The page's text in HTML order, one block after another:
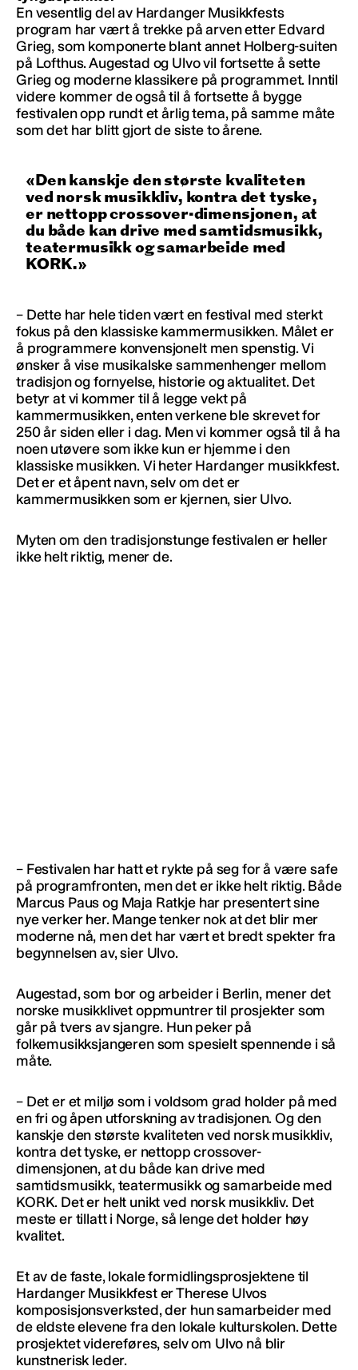
En vesentlig del av Hardanger Musikkfests
program har vært å trekke på arven etter Edvard
Grieg, som komponerte blant annet Holberg-suiten
på Lofthus. Augestad og Ulvo vil fortsette å sette
Grieg og moderne klassikere på programmet. Inntil
videre kommer de også til å fortsette å bygge
festivalen opp rundt et årlig tema, på samme måte
som det har blitt gjort de siste to årene.
Den kanskje den største kvaliteten
ved norsk musikkliv, kontra det tyske,
er nettopp crossover-dimensjonen, at
du både kan drive med samtidsmusikk,
teatermusikk og samarbeide med
KORK.
– Dette har hele tiden vært en festival med sterkt
fokus på den klassiske kammermusikken. Målet er
å programmere konvensjonelt men spenstig. Vi
ønsker å vise musikalske sammenhenger mellom
tradisjon og fornyelse, historie og aktualitet. Det
betyr at vi kommer til å legge vekt på
kammermusikken, enten verkene ble skrevet for
250 år siden eller i dag. Men vi kommer også til å ha
noen utøvere som ikke kun er hjemme i den
klassiske musikken. Vi heter Hardanger musikkfest.
Det er et åpent navn, selv om det er
kammermusikken som er kjernen, sier Ulvo.
Myten om den tradisjonstunge festivalen er heller
ikke helt riktig, mener de.
– Festivalen har hatt et rykte på seg for å være safe
på programfronten, men det er ikke helt riktig. Både
Marcus Paus og Maja Ratkje har presentert sine
nye verker her. Mange tenker nok at det blir mer
moderne nå, men det har vært et bredt spekter fra
begynnelsen av, sier Ulvo.
Augestad, som bor og arbeider i Berlin, mener det
norske musikklivet oppmuntrer til prosjekter som
går på tvers av sjangre. Hun peker på
folkemusikksjangeren som spesielt spennende i så
måte.
– Det er et miljø som i voldsom grad holder på med
en fri og åpen utforskning av tradisjonen. Og den
kanskje den største kvaliteten ved norsk musikkliv,
kontra det tyske, er nettopp crossover-
dimensjonen, at du både kan drive med
samtidsmusikk, teatermusikk og samarbeide med
KORK. Det er helt unikt ved norsk musikkliv. Det
meste er tillatt i Norge, så lenge det holder høy
kvalitet.
Et av de faste, lokale formidlingsprosjektene til
Hardanger Musikkfest er Therese Ulvos
komposisjonsverksted, der hun samarbeider med
de eldste elevene fra den lokale kulturskolen. Dette
prosjektet videreføres, selv om Ulvo nå blir
kunstnerisk leder.